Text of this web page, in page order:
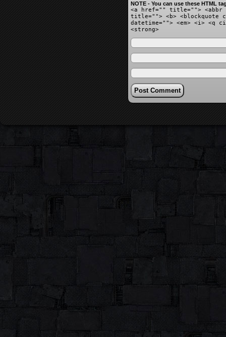
NOTE - You can use these HTML
<a href="" title=""> <abbr
title=""> <b> <blockquote
datetime=""> <em> <i> <q
<strong>